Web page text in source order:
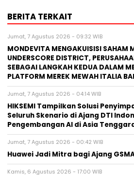
BERITA TERKAIT
Jumat, 7 Agustus 2026 - 09:32 WIB
MONDEVITA MENGAKUISISI SAHAM
UNDERSCORE DISTRICT,
SEBAGAI LANGKAH KEDUA DALAM
PLATFORM MEREK MEWAH ITALIA
Jumat, 7 Agustus 2026 - 04:14 WIB
HIKSEMI Tampilkan Solusi
Seluruh Skenario di Ajang DTI
Pengembangan AI di Asia
Jumat, 7 Agustus 2026 - 00:42 WIB
Huawei Jadi Mitra bagi Ajang
Kamis, 6 Agustus 2026 - 17:00 WIB